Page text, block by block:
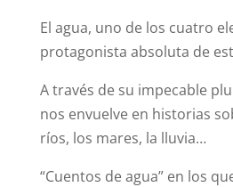
El agua, uno de los cuatro
protagonista absoluta de
A través de su impecable
nos envuelve en historias
ríos, los mares, la lluvia…
“Cuentos de agua” en los